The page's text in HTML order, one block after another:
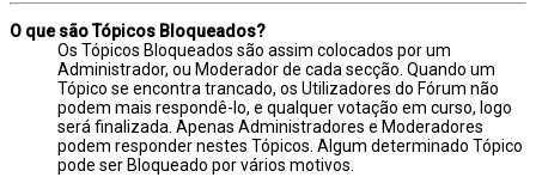
O que são Tópicos Bloqueados?
Os Tópicos Bloqueados são assim colocados por um
Administrador, ou Moderador de cada secção. Quando um
Tópico se encontra trancado, os Utilizadores do Fórum não
podem mais respondê-lo, e qualquer votação em curso, logo
será finalizada. Apenas Administradores e Moderadores
podem responder nestes Tópicos. Algum determinado Tópico
pode ser Bloqueado por vários motivos.